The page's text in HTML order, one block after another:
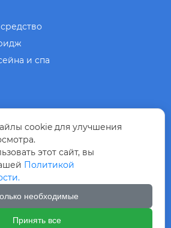
и спа
ШАНЬДУН, КИТАЙ
cookie для улучшения
этот сайт, вы
Политикой
необходимые
Принять все